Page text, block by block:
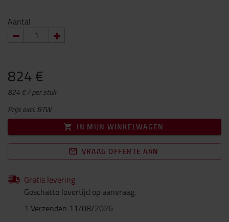
Aantal
824 €
824 € / per stuk
Prijs excl. BTW
IN MIJN WINKELWAGEN
VRAAG OFFERTE AAN
Gratis levering
Geschatte levertijd op aanvraag.
1 Verzenden 11/08/2026